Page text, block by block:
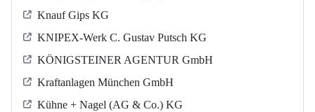
Knauf Gips KG
KNIPEX-Werk C. Gustav Putsch KG
KÖNIGSTEINER AGENTUR GmbH
Kraftanlagen München GmbH
Kühne + Nagel (AG & Co.) KG